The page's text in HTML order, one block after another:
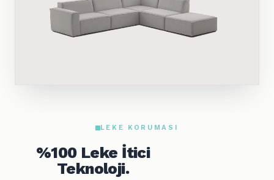
LEKE KORUMASI
%100 Leke İtici
Teknoloji.